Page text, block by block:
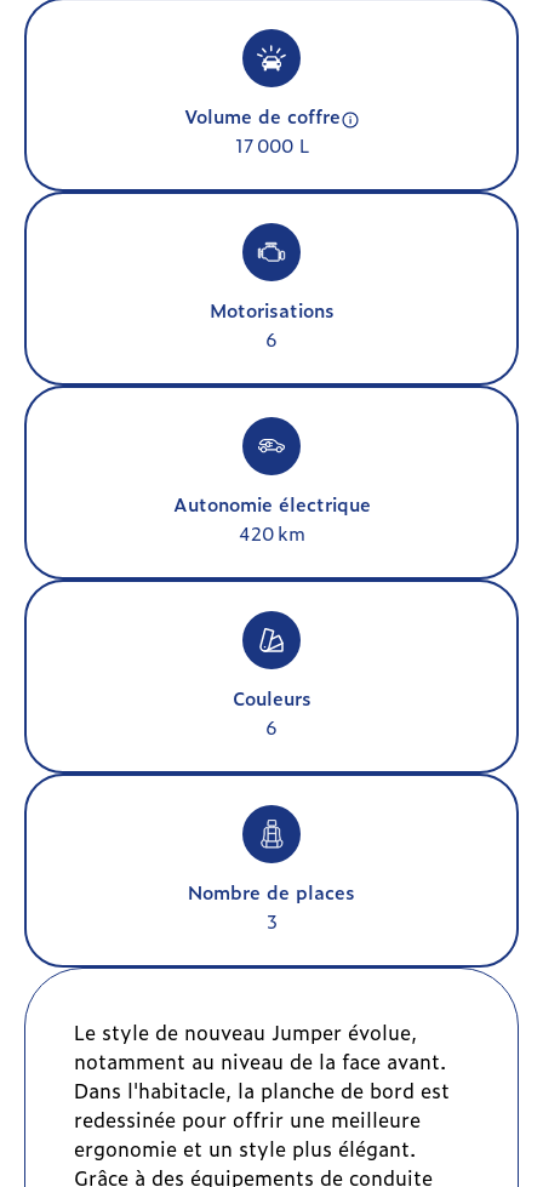
Volume de coffre
17 000 L
Motorisations
6
Autonomie électrique
420 km
Couleurs
6
Nombre de places
3
Le style de nouveau Jumper évolue,
notamment au niveau de la face avant.
Dans l'habitacle, la planche de bord est
redessinée pour offrir une meilleure
ergonomie et un style plus élégant.
Grâce à des équipements de conduite